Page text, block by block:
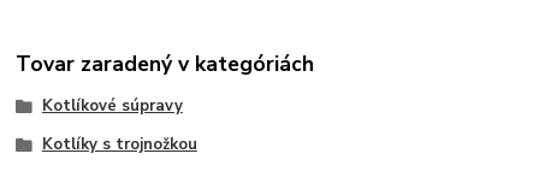
Tovar zaradený v kategóriách
Kotlíkové súpravy
Kotlíky s trojnožkou